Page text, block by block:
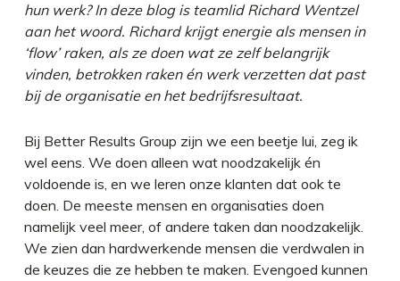
hun werk? In deze blog is teamlid Richard Wentzel
aan het woord. Richard krijgt energie als mensen in
‘flow’ raken, als ze doen wat ze zelf belangrijk
vinden, betrokken raken én werk verzetten dat past
bij de organisatie en het bedrijfsresultaat.
Bij Better Results Group zijn we een beetje lui, zeg ik
wel eens. We doen alleen wat noodzakelijk én
voldoende is, en we leren onze klanten dat ook te
doen. De meeste mensen en organisaties doen
namelijk veel meer, of andere taken dan noodzakelijk.
We zien dan hardwerkende mensen die verdwalen in
de keuzes die ze hebben te maken. Evengoed kunnen